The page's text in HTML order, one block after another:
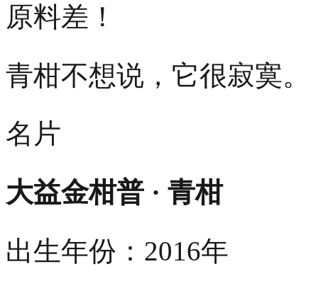
原料差！
青柑不想说，它很寂寞。
名片
大益金柑普 · 青柑
出生年份：2016年